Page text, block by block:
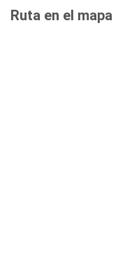
Ruta en el mapa